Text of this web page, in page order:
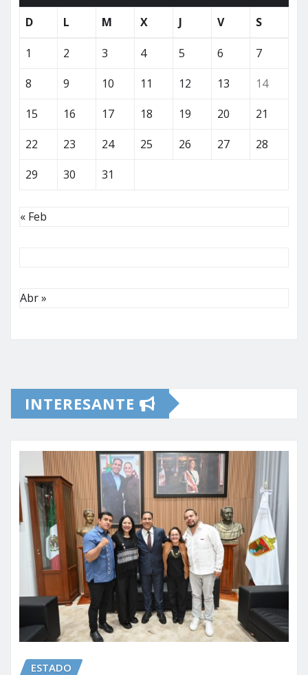
D
L M X J V S
1 2 3 4 5 6
7
8
9 10 11 12 13
14
15
16 17 18 19 20
21
22
23 24 25 26 27
28
29
30 31
« Feb
Abr »
INTERESANTE
ESTADO